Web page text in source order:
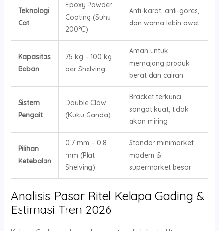
Teknologi
Cat
Epoxy Powder
Coating (Suhu
200°C)
Anti-karat, anti-gores,
dan warna lebih awet
Kapasitas
Beban
75 kg – 100 kg
per Shelving
Aman untuk
memajang produk
berat dan cairan
Sistem
Pengait
Double Claw
(Kuku Ganda)
Bracket terkunci
sangat kuat, tidak
akan miring
Pilihan
Ketebalan
0.7 mm – 0.8
mm (Plat
Shelving)
Standar minimarket
modern &
supermarket besar
Analisis Pasar Ritel Kelapa Gading &
Estimasi Tren 2026